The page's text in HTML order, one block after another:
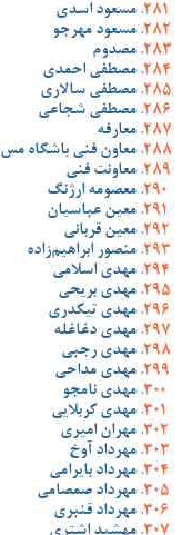
مسعود اسدی
مسعود مهرجو
مصدوم
مصطفی احمدی
مصطفی سالاری
مصطفی شجاعی
معارفه
معاون فنی باشگاه مس
معاونت فنی
معصومه ارژنگ
معین عباسیان
معین قربانی
منصور ابراهیم‌زاده
مهدی اسلامی
مهدی بریحی
مهدی تیکدری
مهدی دغاغله
مهدی رجبی
مهدی مداحی
مهدی نامجو
مهدی کربلایی
مهران امیری
مهرداد آوخ
مهرداد بایرامی
مهرداد صمصامی
مهرداد قنبری